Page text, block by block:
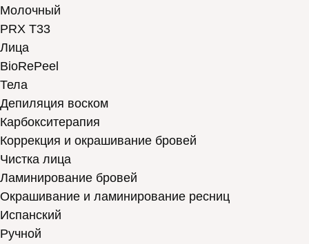
Молочный
PRX T33
Лица
BioRePeel
Тела
Депиляция воском
Карбокситерапия
Коррекция и окрашивание бровей
Чистка лица
Ламинирование бровей
Окрашивание и ламинирование ресниц
Испанский
Ручной